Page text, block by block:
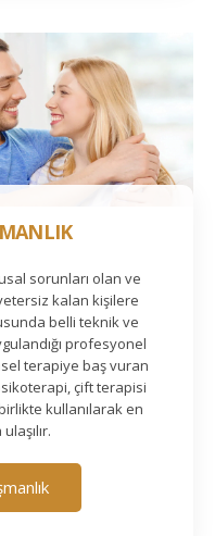
sorunları olan ve
kalan kişilere
belli teknik ve
profesyonel
terapiye baş vuran
çift terapisi
kullanılarak en